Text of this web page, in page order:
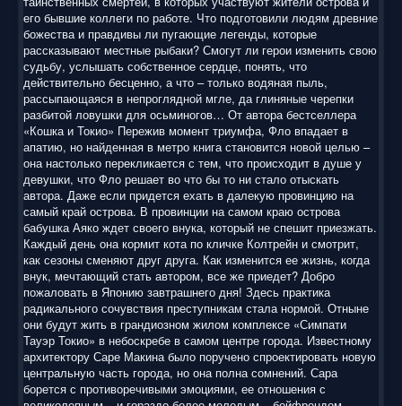
его бывшие коллеги по работе. Что подготовили людям древние
божества и правдивы ли пугающие легенды, которые
рассказывают местные рыбаки? Смогут ли герои изменить свою
судьбу, услышать собственное сердце, понять, что
действительно бесценно, а что – только водяная пыль,
рассыпающаяся в непроглядной мгле, да глиняные черепки
разбитой ловушки для осьминогов… От автора бестселлера
«Кошка и Токио» Пережив момент триумфа, Фло впадает в
апатию, но найденная в метро книга становится новой целью –
она настолько перекликается с тем, что происходит в душе у
девушки, что Фло решает во что бы то ни стало отыскать
автора. Даже если придется ехать в далекую провинцию на
самый край острова. В провинции на самом краю острова
бабушка Аяко ждет своего внука, который не спешит приезжать.
Каждый день она кормит кота по кличке Колтрейн и смотрит,
как сезоны сменяют друг друга. Как изменится ее жизнь, когда
внук, мечтающий стать автором, все же приедет? Добро
пожаловать в Японию завтрашнего дня! Здесь практика
радикального сочувствия преступникам стала нормой. Отныне
они будут жить в грандиозном жилом комплексе «Симпати
Тауэр Токио» в небоскребе в самом центре города. Известному
архитектору Саре Макина было поручено спроектировать новую
центральную часть города, но она полна сомнений. Сара
борется с противоречивыми эмоциями, ее отношения с